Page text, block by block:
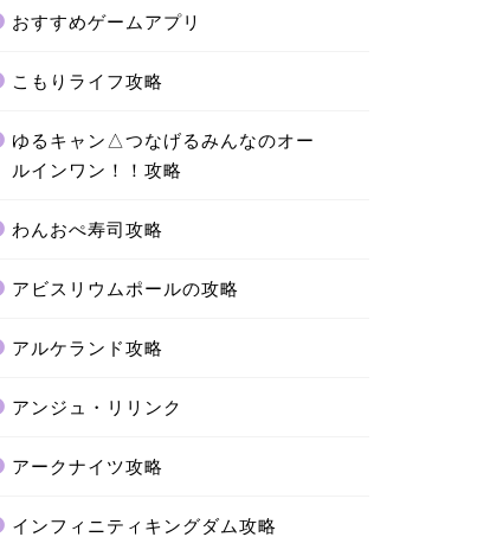
おすすめゲームアプリ
こもりライフ攻略
ゆるキャン△つなげるみんなのオー
ルインワン！！攻略
わんおぺ寿司攻略
アビスリウムポールの攻略
アルケランド攻略
アンジュ・リリンク
アークナイツ攻略
インフィニティキングダム攻略